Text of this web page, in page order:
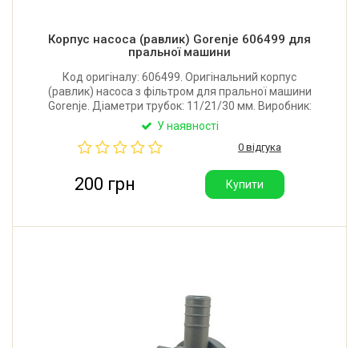
Корпус насоса (равлик) Gorenje 606499 для
пральної машини
Код оригіналу: 606499. Оригінальний корпус
(равлик) насоса з фільтром для пральної машини
Gorenje. Діаметри трубок: 11/21/30 мм. Виробник:
Словенія.
У наявності
0 відгука
200 грн Купити